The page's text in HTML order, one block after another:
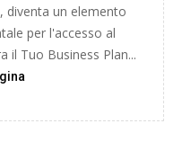
diventa un elemento
per l'accesso al
il Tuo Business Plan...